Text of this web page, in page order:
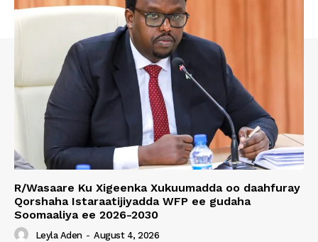
R/Wasaare Ku Xigeenka Xukuumadda oo daahfuray
Qorshaha Istaraatijiyadda WFP ee gudaha
Soomaaliya ee 2026-2030
Leyla Aden - August 4, 2026